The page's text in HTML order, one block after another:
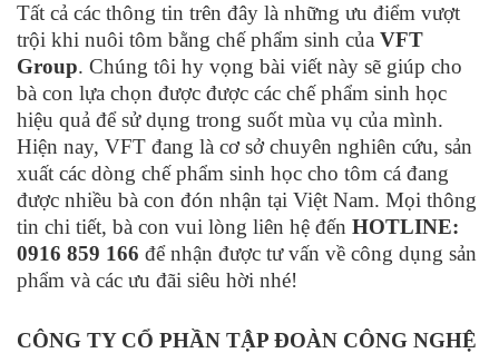
Tất cả các thông tin trên đây là những ưu điểm vượt
trội khi nuôi tôm bằng chế phẩm sinh của VFT
Group. Chúng tôi hy vọng bài viết này sẽ giúp cho
bà con lựa chọn được được các chế phẩm sinh học
hiệu quả để sử dụng trong suốt mùa vụ của mình.
Hiện nay, VFT đang là cơ sở chuyên nghiên cứu, sản
xuất các dòng chế phẩm sinh học cho tôm cá đang
được nhiều bà con đón nhận tại Việt Nam. Mọi thông
tin chi tiết, bà con vui lòng liên hệ đến HOTLINE:
0916 859 166 để nhận được tư vấn về công dụng sản
phẩm và các ưu đãi siêu hời nhé!
CÔNG TY CỔ PHẦN TẬP ĐOÀN CÔNG NGHỆ